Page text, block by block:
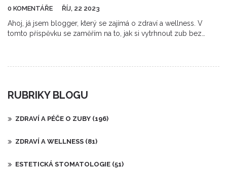
0 KOMENTÁŘE ŘÍJ, 22 2023
Ahoj, já jsem blogger, který se zajímá o zdraví a wellness. V
tomto příspěvku se zaměřím na to, jak si vytrhnout zub bez
RUBRIKY BLOGU
ZDRAVÍ A PÉČE O ZUBY (196)
ZDRAVÍ A WELLNESS (81)
ESTETICKÁ STOMATOLOGIE (51)